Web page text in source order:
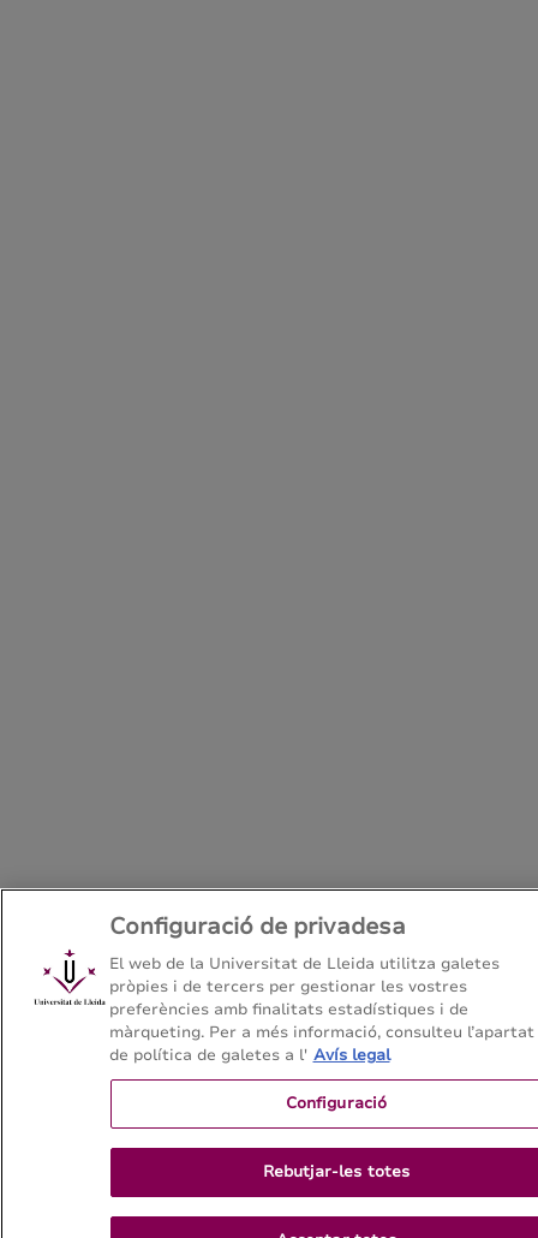
Configuració de privadesa
El web de la Universitat de Lleida utilitza galetes
pròpies i de tercers per gestionar les vostres
preferències amb finalitats estadístiques i de
màrqueting. Per a més informació, consulteu l’apartat
de política de galetes a l' Avís legal
Configuració
Rebutjar-les totes